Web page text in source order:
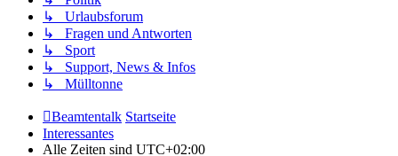
↳ Urlaubsforum
↳ Fragen und Antworten
↳ Sport
↳ Support, News & Infos
↳ Mülltonne
Beamtentalk Startseite
Interessantes
Alle Zeiten sind UTC+02:00